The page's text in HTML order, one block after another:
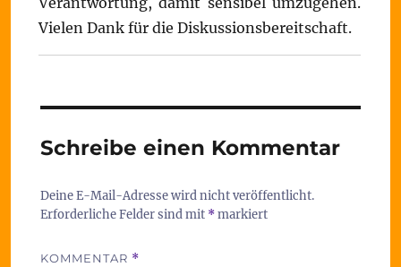
Vielen Dank für die Diskussionsbereitschaft.
Schreibe einen Kommentar
Deine E-Mail-Adresse wird nicht veröffentlicht.
Erforderliche Felder sind mit *markiert
KOMMENTAR *